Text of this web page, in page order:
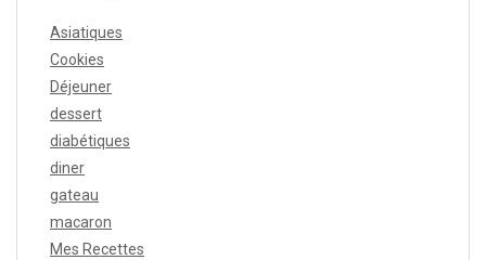
Asiatiques
Cookies
Déjeuner
dessert
diabétiques
diner
gateau
macaron
Mes Recettes